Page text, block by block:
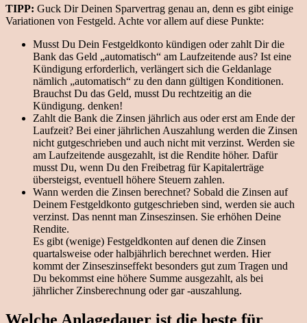
TIPP: Guck Dir Deinen Sparvertrag genau an, denn es gibt einige
Variationen von Festgeld. Achte vor allem auf diese Punkte:
Musst Du Dein Festgeldkonto kündigen oder zahlt Dir die
Bank das Geld „automatisch“ am Laufzeitende aus? Ist eine
Kündigung erforderlich, verlängert sich die Geldanlage
nämlich „automatisch“ zu den dann gültigen Konditionen.
Brauchst Du das Geld, musst Du rechtzeitig an die
Kündigung. denken!
Zahlt die Bank die Zinsen jährlich aus oder erst am Ende der
Laufzeit? Bei einer jährlichen Auszahlung werden die Zinsen
nicht gutgeschrieben und auch nicht mit verzinst. Werden sie
am Laufzeitende ausgezahlt, ist die Rendite höher. Dafür
musst Du, wenn Du den Freibetrag für Kapitalerträge
übersteigst, eventuell höhere Steuern zahlen.
Wann werden die Zinsen berechnet? Sobald die Zinsen auf
Deinem Festgeldkonto gutgeschrieben sind, werden sie auch
verzinst. Das nennt man Zinseszinsen. Sie erhöhen Deine
Rendite.
Es gibt (wenige) Festgeldkonten auf denen die Zinsen
quartalsweise oder halbjährlich berechnet werden. Hier
kommt der Zinseszinseffekt besonders gut zum Tragen und
Du bekommst eine höhere Summe ausgezahlt, als bei
jährlicher Zinsberechnung oder gar -auszahlung.
Welche Anlagedauer ist die beste für